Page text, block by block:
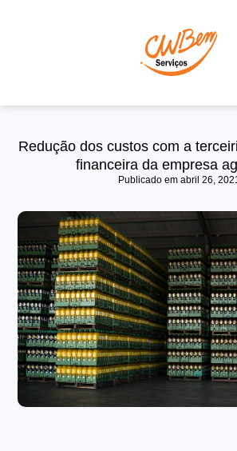
Redução dos custos com a
financeira da empresa
Publicado em abril 26,